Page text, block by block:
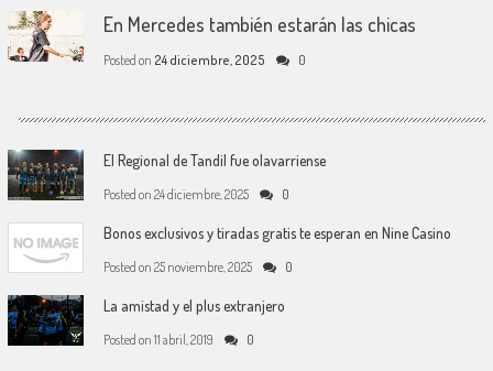
En Mercedes también estarán las chicas
Posted on 24 diciembre, 2025 0
El Regional de Tandil fue olavarriense
Posted on 24 diciembre, 2025 0
Bonos exclusivos y tiradas gratis te esperan en Nine Casino
Posted on 25 noviembre, 2025 0
La amistad y el plus extranjero
Posted on 11 abril, 2019 0